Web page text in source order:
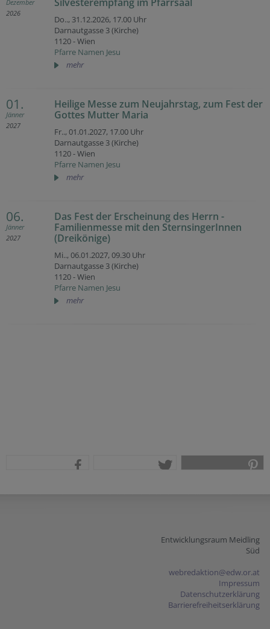
Dezember
2026
Do.., 31.12.2026, 17.00 Uhr
Darnautgasse 3 (Kirche)
1120 - Wien
Pfarre Namen Jesu
mehr
01.
Jänner
2027
Heilige Messe zum Neujahrstag, zum Fest der
Gottes Mutter Maria
Fr.., 01.01.2027, 17.00 Uhr
Darnautgasse 3 (Kirche)
1120 - Wien
Pfarre Namen Jesu
mehr
06.
Jänner
2027
Das Fest der Erscheinung des Herrn -
Familienmesse mit den SternsingerInnen
(Dreikönige)
Mi.., 06.01.2027,09.30 Uhr
Darnautgasse 3 (Kirche)
1120 - Wien
Pfarre Namen Jesu
mehr
Entwicklungsraum Meidling
Süd
webredaktion@edw.or.at
Impressum
Datenschutzerklärung
Barrierefreiheitserklärung